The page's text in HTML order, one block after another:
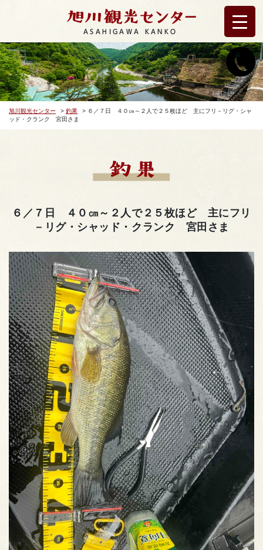
ASAHIGAWA KANKO
旭川観光センター > 釣果 > ６／７日 ４０㎝～２人で２５枚ほど 主にフリ－リグ・シャ
ッド・クランク 宮田さま
６／７日 ４０㎝～２人で２５枚ほど 主にフリ
－リグ・シャッド・クランク 宮田さま